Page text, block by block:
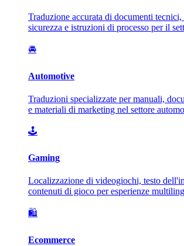
Traduzione accurata di documenti
sicurezza e istruzioni di processo per il
🚘
Automotive
Traduzioni specializzate per manuali,
e materiali di marketing nel settore
🕹️
Gaming
Localizzazione di videogiochi, testo
contenuti di gioco per esperienze
🛍️
Ecommerce